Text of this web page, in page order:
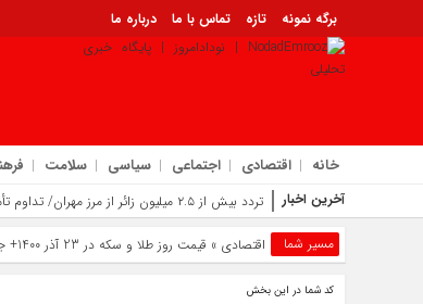
برگه نمونه تازه تماس با ما درباره ما
خانه اقتصادی اجتماعی سیاسی سلامت
آخرین اخبار
تردد بیش از ۲.۵ میلیون زائر از مرز مهران/ تداوم تأمین آب خنک تا خروج آخرین زائر
ترویج فرهنگ عاشورایی در مسیر اربعین | راه‌ اندازی «حسینه
تلاش جهادی آب و فاضلاب ایلام در اربعین ۱۴۰۵ | تضمین کیفیت آب برای ۳ میلیون مسافر در مسیر مهران
برگزاری نشست ستاد اربعین ایلام در مرز مهران؛ فرصت‌ های
معرفی اداره کل آموزش فنی و حرفه‌ ای استان ایلام به‌ عنوان
مسیر شما اقتصادی » قیمت روز طلا و سکه در 23 آذر 1400+ جزئیات
کد شما در این بخش